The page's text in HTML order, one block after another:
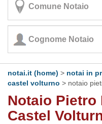
notai.it (home) > notai in
castel volturno > notaio
Notaio Pietro
Castel